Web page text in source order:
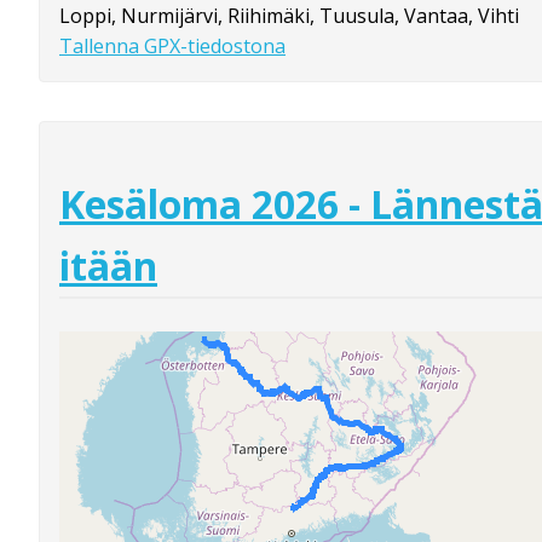
Loppi, Nurmijärvi, Riihimäki, Tuusula, Vantaa, Vihti
Tallenna GPX-tiedostona
Kesäloma 2026 - Lännestä
itään